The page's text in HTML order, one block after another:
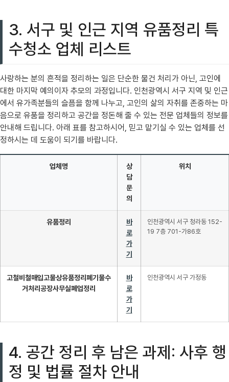
3. 서구 및 인근 지역 유품정리 특
수청소 업체 리스트
사랑하는 분의 흔적을 정리하는 일은 단순한 물건 처리가 아닌, 고인에
대한 마지막 예의이자 추모의 과정입니다. 인천광역시 서구 지역 및 인근
에서 유가족분들의 슬픔을 함께 나누고, 고인의 삶의 자취를 존중하는 마
음으로 유품을 정리하고 공간을 정돈해 줄 수 있는 전문 업체들의 정보를
안내해 드립니다. 아래 표를 참고하시어, 믿고 맡기실 수 있는 업체를 선
정하시는 데 도움이 되기를 바랍니다.
업체명
상
담
문
의
위치
유품정리
바
로
가
기
인천광역시 서구 청라동 152-
19 7층 701-가86호
고철비철매입고물상유품정리폐기물수
거처리공장사무실폐업정리
바
로
가
기
인천광역시 서구 가정동
4. 공간 정리 후 남은 과제: 사후 행
정 및 법률 절차 안내